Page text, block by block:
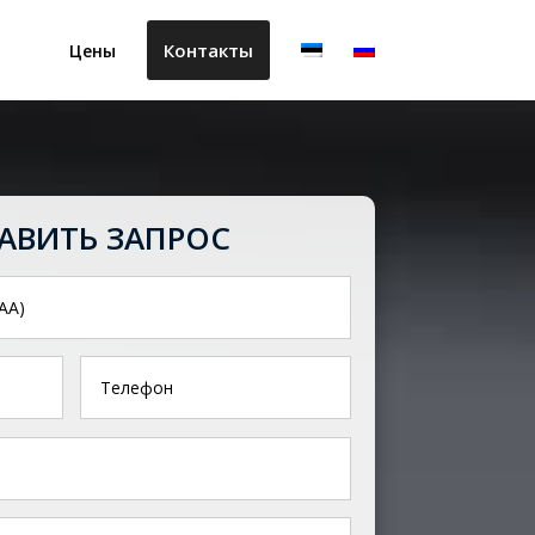
Цены Контакты
ЗАПРОС